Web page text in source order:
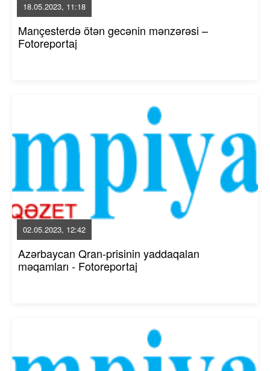
18.05.2023, 11:18
Mançesterdə ötən gecənin mənzərəsi –
Fotoreportaj
02.05.2023, 12:42
Azərbaycan Qran-prisinin yaddaqalan
məqamları - Fotoreportaj